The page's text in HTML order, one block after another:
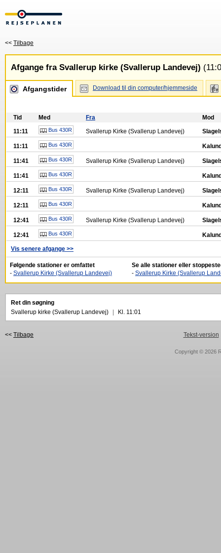
<< Tilbage
Afgange fra Svallerup kirke (Svallerup Landevej)
Afgangstider Download til din computer/hjemmeside
Tid Med Fra
Mod
11:11
Bus 430R Svallerup Kirke (Svallerup Landevej)
11:11 Bus 430R
11:41 Bus 430R Svallerup Kirke (Svallerup Landevej)
11:41 Bus 430R
12:11 Bus 430R Svallerup Kirke (Svallerup Landevej)
12:11 Bus 430R
12:41 Bus 430R Svallerup Kirke (Svallerup Landevej)
12:41 Bus 430R
Vis senere afgange >>
Følgende stationer er omfattet
- Svallerup Kirke (Svallerup Landevej)
Se alle stationer eller
- Svallerup Kirke (Svallerup
Ret din søgning
Svallerup kirke (Svallerup Landevej)
Kl. 11:01
<< Tilbage Tekst-version
Copyright © 2026